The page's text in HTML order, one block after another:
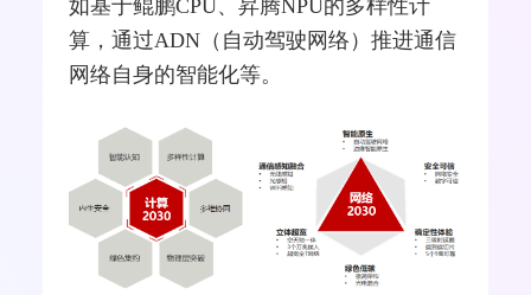
如基于鲲鹏CPU、昇腾NPU的多样性计
算，通过ADN（自动驾驶网络）推进通信
网络自身的智能化等。